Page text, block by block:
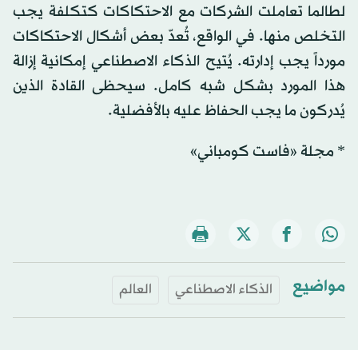
لطالما تعاملت الشركات مع الاحتكاكات كتكلفة يجب
التخلص منها. في الواقع، تُعدّ بعض أشكال الاحتكاكات
مورداً يجب إدارته. يُتيح الذكاء الاصطناعي إمكانية إزالة
هذا المورد بشكل شبه كامل. سيحظى القادة الذين
يُدركون ما يجب الحفاظ عليه بالأفضلية.
* مجلة «فاست كومباني»
مواضيع الذكاء الاصطناعي العالم